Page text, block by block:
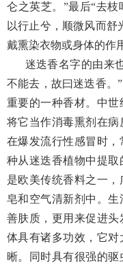
仑之英芝。”最后“去
以行止兮，顺微风而舒
戴熏染衣物或身体的作
迷迭香名字的由来也
不能去，故曰迷迭香。
重要的一种香材。中世
将它当作消毒熏剂在病
在爆发流行性感冒时
种从迷迭香植物中提
是欧美传统香料之一
皂和空气清新剂中。
善肤质，更用来促进头
体具有诸多功效，它
晰。同时具有很强的驱